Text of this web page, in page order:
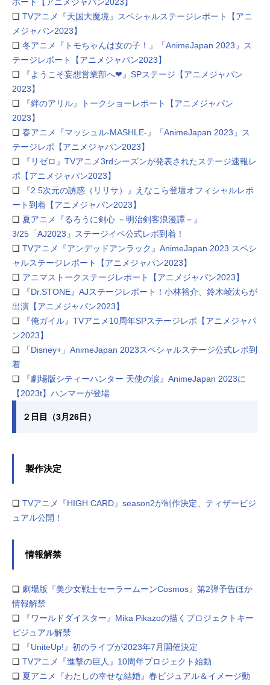
❏ TVアニメ『天国大魔境』スペシャルステージレポート【アニ
メジャパン2023】
❏ 冬アニメ『トモちゃんは女の子！』「AnimeJapan 2023」ス
テージレポート【アニメジャパン2023】
❏
『ようこそ妄想営業部へ❤︎』SPステージ【アニメジャパン
2023】
❏
『絆のアリル』トークショーレポート【アニメジャパン
2023】
❏ 春アニメ『マッシュル-MASHLE-』「AnimeJapan 2023」ス
テージレポ【アニメジャパン2023】
❏
『リゼロ』TVアニメ3rdシーズンが発表されたステージ速報レ
ポ【アニメジャパン2023】
❏
『2.5次元の誘惑（リリサ）』えなこら登壇オフィシャルレポ
ート到着【アニメジャパン2023】
❏ 夏アニメ『るろうに剣心 －明治剣客浪漫譚－』
3/25「AJ2023」ステージイベ公式レポ到着！
❏ TVアニメ『アンデッドアンラック』AnimeJapan 2023 スペシ
ャルステージレポート【アニメジャパン2023】
❏ アニマストークステージレポート【アニメジャパン2023】
❏
『Dr.STONE』AJステージレポート！小林裕介、鈴木崚汰らが
出演【アニメジャパン2023】
❏
『俺ガイル』TVアニメ10周年SPステージレポ【アニメジャパ
ン2023】
❏
「Disney+」AnimeJapan 2023スペシャルステージ公式レポ到
着
❏
『劇場版シティーハンター 天使の涙』AnimeJapan 2023に
【2023t】ハンマーが登場
２日目（3月26日）
製作決定
❏ TVアニメ『HIGH CARD』season2が制作決定、ティザービジ
ュアル公開！
情報解禁
❏ 劇場版『美少女戦士セーラームーンCosmos』第2弾予告ほか
情報解禁
❏
『ワールドダイスター』Mika Pikazoの描くプロジェクトキー
ビジュアル解禁
❏
『UniteUp!』初のライブが2023年7月開催決定
❏ TVアニメ『進撃の巨人』10周年プロジェクト始動
❏ 夏アニメ『わたしの幸せな結婚』春ビジュアル＆イメージ動